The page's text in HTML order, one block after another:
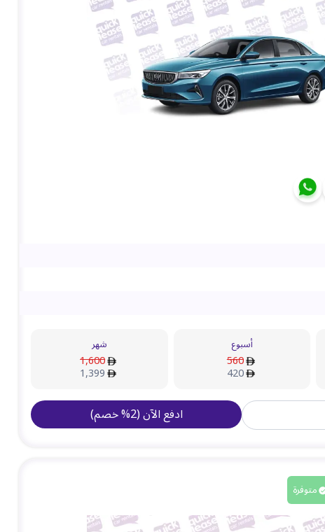
أسبوع
560
420
شهر
1,600
1,399
ادفع الآن(
2
%خصم)
متوفرة